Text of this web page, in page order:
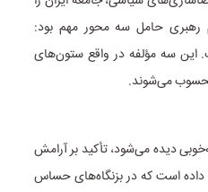
رهبری حامل سه محور مهم بود:
این سه مؤلفه در واقع ستون‌های
محسوب می‌شوند.
دیده می‌شود، تأکید بر آرامش
است که در بزنگاه‌های حساس